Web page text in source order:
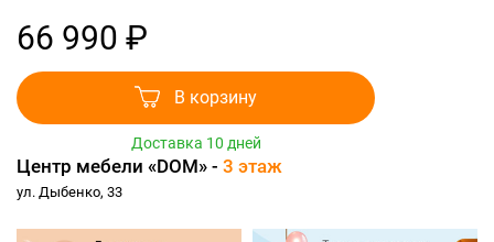
66 990 ₽
В корзину
Доставка 10 дней
Центр мебели «DOM» - 3 этаж
ул. Дыбенко, 33